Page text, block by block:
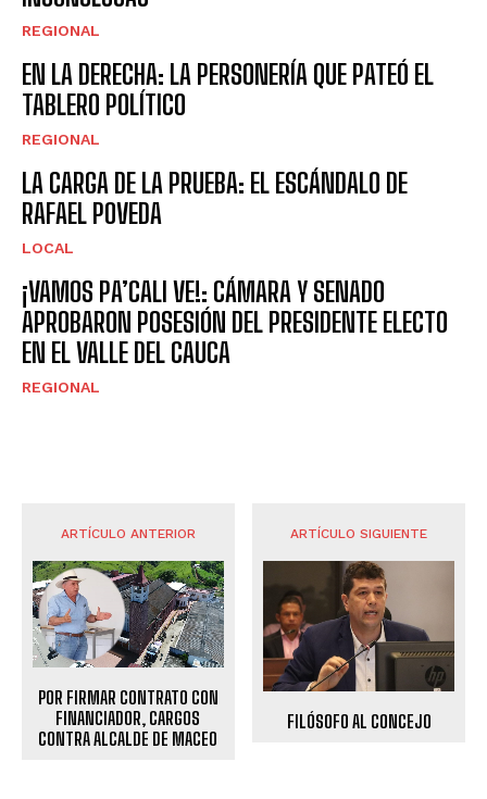
REGIONAL
EN LA DERECHA: LA PERSONERÍA QUE PATEÓ EL
TABLERO POLÍTICO
REGIONAL
LA CARGA DE LA PRUEBA: EL ESCÁNDALO DE
RAFAEL POVEDA
LOCAL
¡VAMOS PA’CALI VE!: CÁMARA Y SENADO
APROBARON POSESIÓN DEL PRESIDENTE ELECTO
EN EL VALLE DEL CAUCA
REGIONAL
ARTÍCULO ANTERIOR
POR FIRMAR CONTRATO CON
FINANCIADOR, CARGOS
CONTRA ALCALDE DE MACEO
ARTÍCULO SIGUIENTE
FILÓSOFO AL CONCEJO